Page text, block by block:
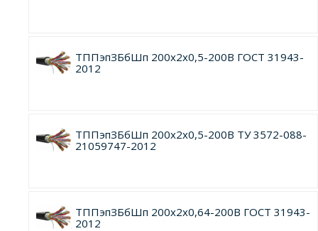
ТППэпЗБбШп 200х2х0,5-200В ГОСТ 31943-
2012
ТППэпЗБбШп 200х2х0,5-200В ТУ 3572-088-
21059747-2012
ТППэпЗБбШп 200х2х0,64-200В ГОСТ 31943-
2012